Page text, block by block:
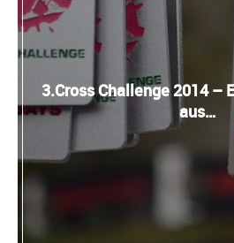
3.Cross Challenge 2014 –
aus…